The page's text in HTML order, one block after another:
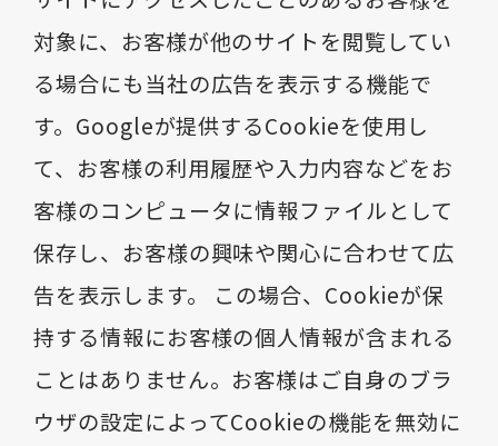
対象に、お客様が他のサイトを閲覧してい
る場合にも当社の広告を表示する機能で
す。Googleが提供するCookieを使用し
て、お客様の利用履歴や入力内容などをお
客様のコンピュータに情報ファイルとして
保存し、お客様の興味や関心に合わせて広
告を表示します。 この場合、Cookieが保
持する情報にお客様の個人情報が含まれる
ことはありません。お客様はご自身のブラ
ウザの設定によってCookieの機能を無効に